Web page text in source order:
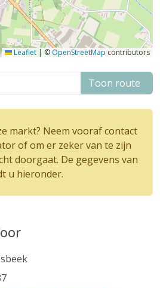
Leaflet | ©OpenStreetMap contributors
Toon route
markt? Neem vooraf contact
of om er zeker van te zijn
doorgaat. De gegevens van
u hieronder.